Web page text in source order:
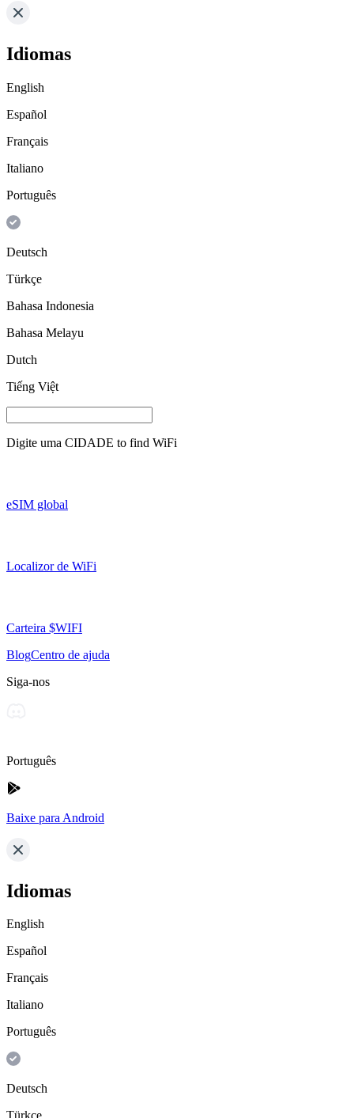
Idiomas
English
Español
Français
Italiano
Português
Deutsch
Türkçe
Bahasa Indonesia
Bahasa Melayu
Dutch
Tiếng Việt
Digite uma CIDADE to find WiFi
eSIM global
Localizor de WiFi
Carteira $WIFI
BlogCentro de ajuda
Siga-nos
Português
Baixe para Android
Idiomas
English
Español
Français
Italiano
Português
Deutsch